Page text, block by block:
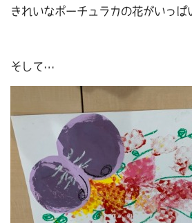
きれいなポーチュラカの花がいっぱ
そして…